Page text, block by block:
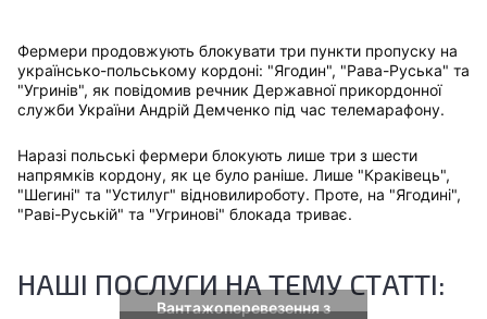
Фермери продовжують блокувати три пункти пропуску на
українсько-польському кордоні: "Ягодин", "Рава-Руська" та
"Угринів", як повідомив речник Державної прикордонної
служби України Андрій Демченко під час телемарафону.
Наразі польські фермери блокують лише три з шести
напрямків кордону, як це було раніше. Лише "Краківець",
"Шегині" та "Устилуг" відновилироботу. Проте, на "Ягодині",
"Раві-Руській" та "Угринові" блокада триває.
НАШІ ПОСЛУГИ НА ТЕМУ СТАТТІ:
Вантажоперевезення з